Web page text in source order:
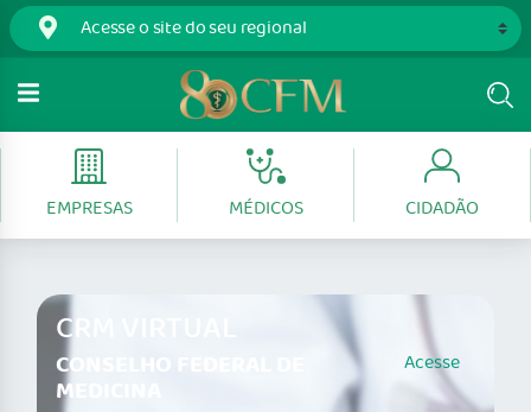
EMPRESAS MÉDICOS CIDADÃO
CRM VIRTUAL
CONSELHO FEDERAL DE
MEDICINA
Acesse